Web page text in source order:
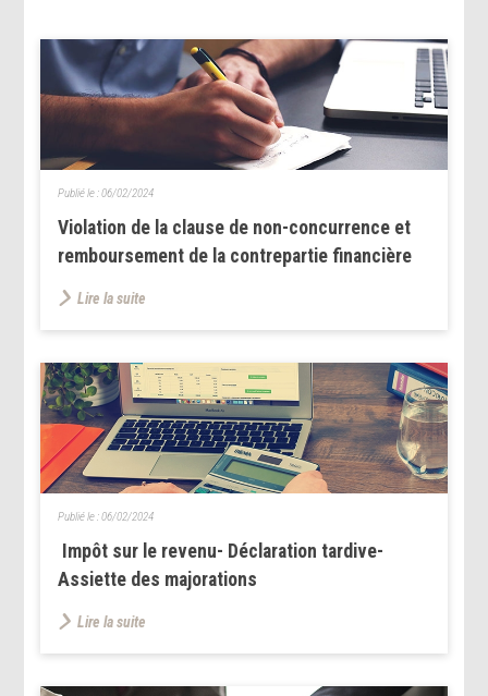
Violation de la clause de non-concurrence et
remboursement de la contrepartie financière
Publié le :06/02/2024
Lire la suite
Impôt sur le revenu- Déclaration tardive-
Assiette des majorations
Publié le :06/02/2024
Lire la suite